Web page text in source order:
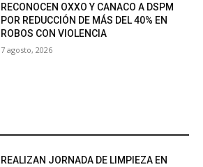
RECONOCEN OXXO Y CANACO A DSPM
POR REDUCCIÓN DE MÁS DEL 40% EN
ROBOS CON VIOLENCIA
7 agosto, 2026
REALIZAN JORNADA DE LIMPIEZA EN